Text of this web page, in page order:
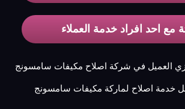
مع احد افراد خدمة العملاء
العميل في شركة اصلاح مكيفات سامسونج
خدمة اصلاح لماركة مكيفات سامسونج